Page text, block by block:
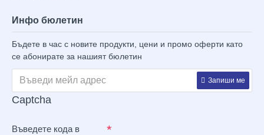
Инфо бюлетин
Бъдете в час с новите продукти, цени и промо оферти като
се абонирате за нашият бюлетин
Запиши ме
Captcha
Въведете кода в